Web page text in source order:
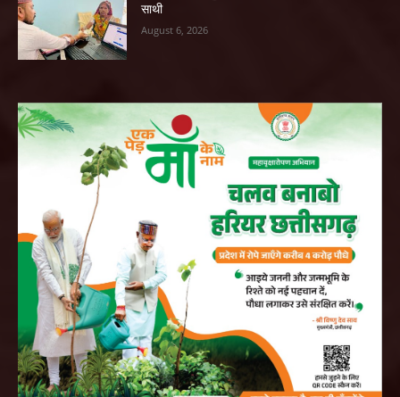
साथी
August 6, 2026